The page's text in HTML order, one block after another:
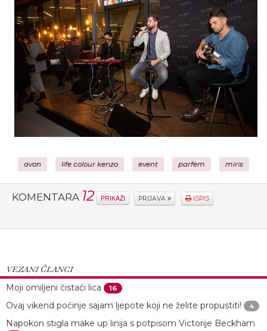
avon life colour kenzo event parfem miris
KOMENTARA 12 PRIKAŽI PRIJAVA ISPIS
VEZANI ČLANCI
Moji omiljeni čistači lica
16
Ovaj vikend počinje sajam ljepote koji ne želite propustiti! 4
Napokon stigla make up linija s potpisom Victorije Beckham